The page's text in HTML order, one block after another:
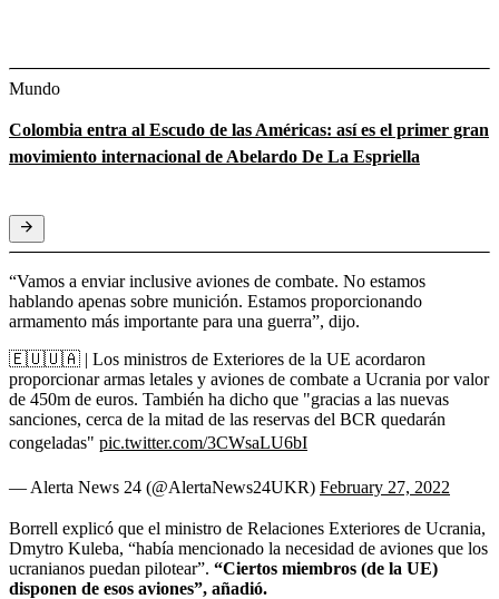
Mundo
Colombia entra al Escudo de las Américas: así es el primer gran
movimiento internacional de Abelardo De La Espriella
“Vamos a enviar inclusive aviones de combate. No estamos
hablando apenas sobre munición. Estamos proporcionando
armamento más importante para una guerra”, dijo.
🇪🇺🇺🇦 | Los ministros de Exteriores de la UE acordaron
proporcionar armas letales y aviones de combate a Ucrania por valor
de 450m de euros. También ha dicho que "gracias a las nuevas
sanciones, cerca de la mitad de las reservas del BCR quedarán
congeladas" pic.twitter.com/3CWsaLU6bI
— Alerta News 24 (@AlertaNews24UKR) February 27, 2022
Borrell explicó que el ministro de Relaciones Exteriores de Ucrania,
Dmytro Kuleba, “había mencionado la necesidad de aviones que los
ucranianos puedan pilotear”. “Ciertos miembros (de la UE)
disponen de esos aviones”, añadió.